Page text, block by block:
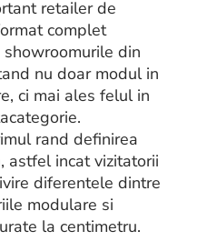
retailer de
complet
din
nu doar modul in
ci mai ales felul in
rand definirea
astfel incat vizitatorii
diferentele dintre
modulare si
la centimetru.